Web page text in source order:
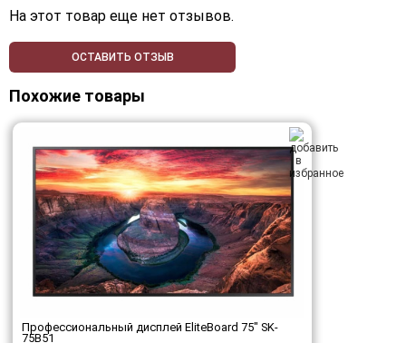
На этот товар еще нет отзывов.
ОСТАВИТЬ ОТЗЫВ
Похожие товары
Профессиональный дисплей EliteBoard 75" SK-
75B51